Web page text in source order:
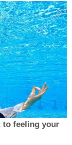
to feeling your